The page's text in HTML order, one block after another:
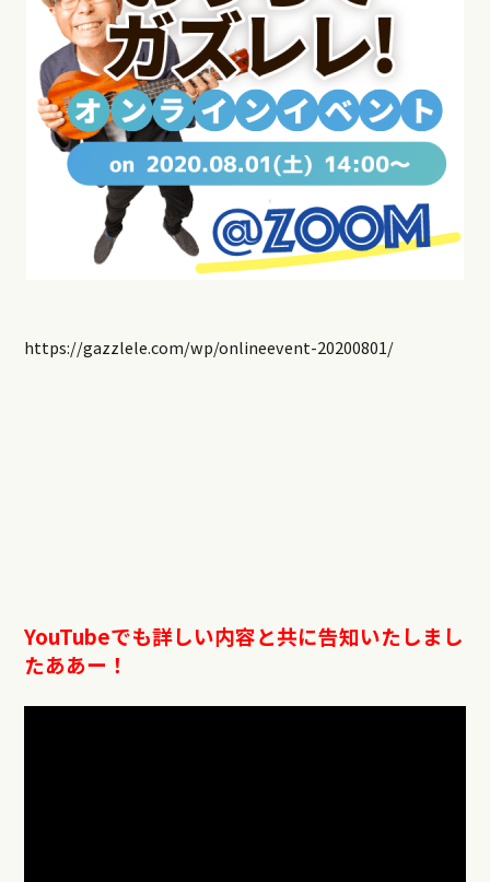
https://gazzlele.com/wp/onlineevent-20200801/
YouTubeでも詳しい内容と共に告知いたしまし
たああー！